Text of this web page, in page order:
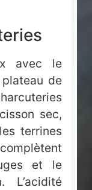
avec le
plateau de
sec,
terrines
et le